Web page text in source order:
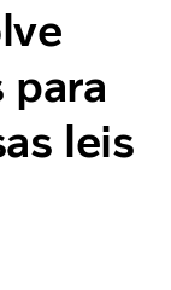
para
leis